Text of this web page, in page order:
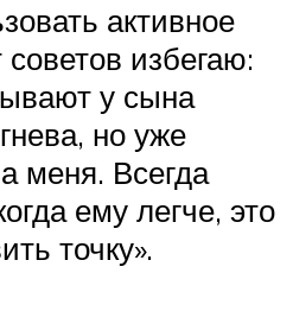
активное
избегаю:
у сына
но уже
меня. Всегда
ему легче, это
точку».